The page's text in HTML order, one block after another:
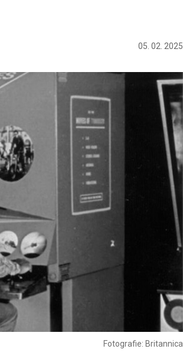
05. 02. 2025
Fotografie: Britannica